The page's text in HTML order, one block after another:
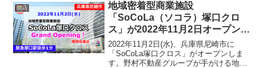
閉店後に総合スーパー及び一部専門店が
同敷地内とイオン...
開店
地域密着型商業施設
「SoCoLa（ソコラ）塚口クロ
ス」が2022年11月2日オープン！
／兵庫県尼崎市
2022年11月2日(水)、兵庫県尼崎市に
「SoCoLa塚口クロス」がオープンしま
す。野村不動産グループが手がける地域